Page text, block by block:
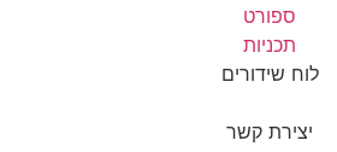
ספורט
תכניות
לוח שידורים
יצירת קשר